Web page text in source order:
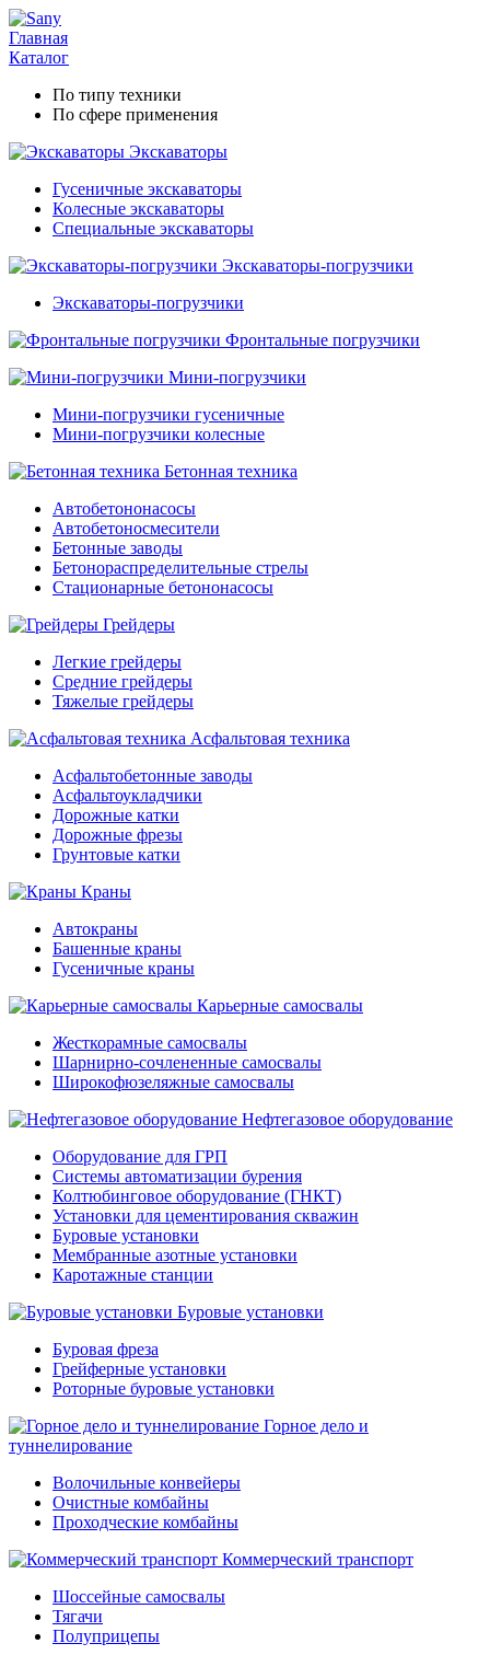
Главная
Каталог
По типу техники
По сфере применения
Экскаваторы
Гусеничные экскаваторы
Колесные экскаваторы
Специальные экскаваторы
Экскаваторы-погрузчики
Экскаваторы-погрузчики
Фронтальные погрузчики
Мини-погрузчики
Мини-погрузчики гусеничные
Мини-погрузчики колесные
Бетонная техника
Автобетононасосы
Автобетоносмесители
Бетонные заводы
Бетонораспределительные стрелы
Стационарные бетононасосы
Грейдеры
Легкие грейдеры
Средние грейдеры
Тяжелые грейдеры
Асфальтовая техника
Асфальтобетонные заводы
Асфальтоукладчики
Дорожные катки
Дорожные фрезы
Грунтовые катки
Краны
Автокраны
Башенные краны
Гусеничные краны
Карьерные самосвалы
Жесткорамные самосвалы
Шарнирно-сочлененные самосвалы
Широкофюзеляжные самосвалы
Нефтегазовое оборудование
Оборудование для ГРП
Системы автоматизации бурения
Колтюбинговое оборудование (ГНКТ)
Установки для цементирования скважин
Буровые установки
Мембранные азотные установки
Каротажные станции
Буровые установки
Буровая фреза
Грейферные установки
Роторные буровые установки
Горное дело и
туннелирование
Волочильные конвейеры
Очистные комбайны
Проходческие комбайны
Коммерческий транспорт
Шоссейные самосвалы
Тягачи
Полуприцепы